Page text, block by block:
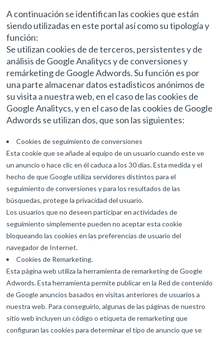
A continuación se identifican las cookies que están
siendo utilizadas en este portal así como su tipología y
función:
Se utilizan cookies de de terceros, persistentes y de
análisis de Google Analitycs y de conversiones y
remárketing de Google Adwords. Su función es por
una parte almacenar datos estadisticos anónimos de
su visita a nuestra web, en el caso de las cookies de
Google Analitycs, y en el caso de las cookies de Google
Adwords se utilizan dos, que son las siguientes:
Cookies de seguimiento de conversiones
Esta cookie que se añade al equipo de un usuario cuando este ve
un anuncio o hace clic en él caduca a los 30 días. Esta medida y el
hecho de que Google utiliza servidores distintos para el
seguimiento de conversiones y para los resultados de las
búsquedas, protege la privacidad del usuario.
Los usuarios que no deseen participar en actividades de
seguimiento simplemente pueden no aceptar esta cookie
bloqueando las cookies en las preferencias de usuario del
navegador de Internet.
Cookies de Remarketing.
Esta página web utiliza la herramienta de remarketing de Google
Adwords. Esta herramienta permite publicar en la Red de contenido
de Google anuncios basados en visitas anteriores de usuarios a
nuestra web. Para conseguirlo, algunas de las páginas de nuestro
sitio web incluyen un código o etiqueta de remarketing que
configuran las cookies para determinar el tipo de anuncio que se